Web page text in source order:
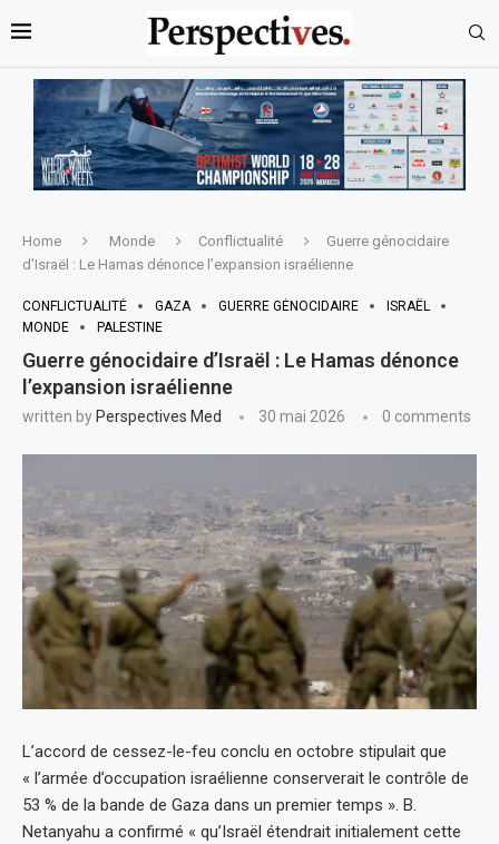
Home Monde Conflictualité
Guerre génocidaire
d’Israël : Le Hamas dénonce l’expansion israélienne
CONFLICTUALITÉ GAZA GUERRE GÉNOCIDAIRE
ISRAËL
MONDE
PALESTINE
Guerre génocidaire d’Israël : Le Hamas dénonce
l’expansion israélienne
written by Perspectives Med 30 mai 2026 0 comments
L’accord de cessez-le-feu conclu en octobre stipulait que
« l’armée d’occupation israélienne conserverait le contrôle de
53 % de la bande de Gaza dans un premier temps ». B.
Netanyahu a confirmé « qu’Israël étendrait initialement cette